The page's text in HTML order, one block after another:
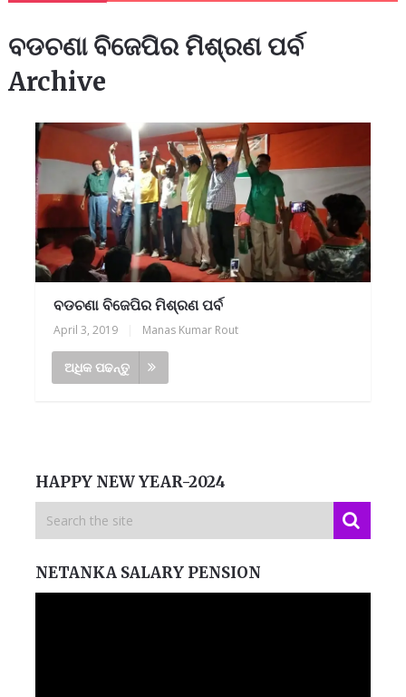
ବଡଚଣା ବିଜେପିର ମିଶ୍ରଣ ପର୍ବ
Archive
ବଡଚଣା ବିଜେପିର ମିଶ୍ରଣ ପର୍ବ
April 3, 2019 Manas Kumar Rout
ଅଧିକ ପଢନ୍ତୁ
HAPPY NEW YEAR-2024
NETANKA SALARY PENSION